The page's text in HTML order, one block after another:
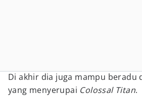
Di akhir dia juga mampu beradu
yang menyerupai Colossal Titan.